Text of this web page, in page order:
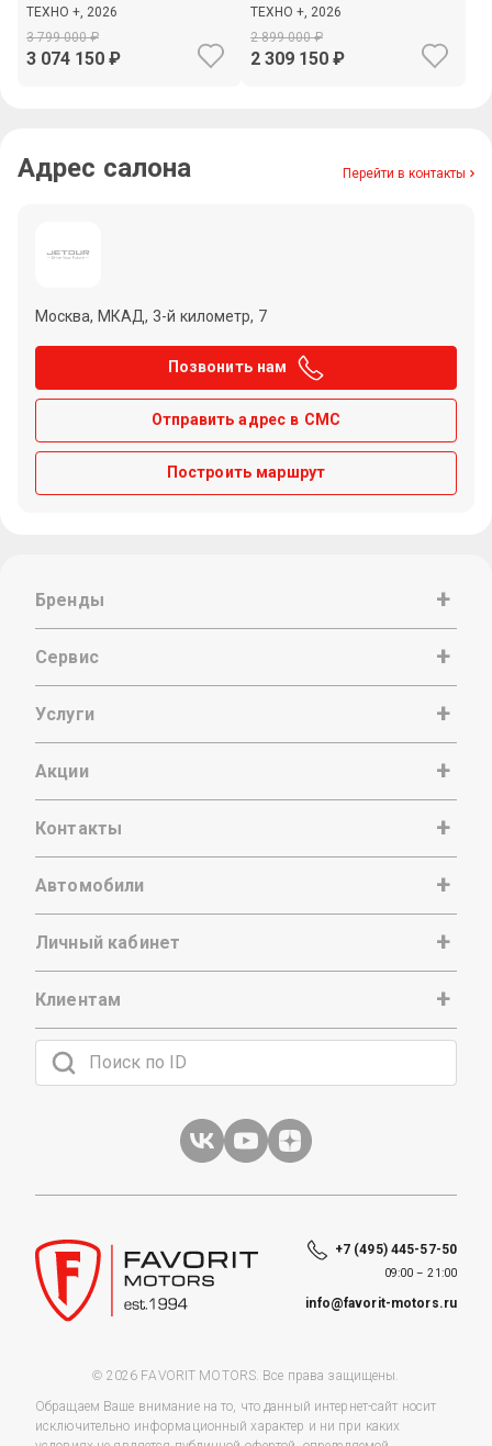
ТЕХНО +, 2026
3 799 000
3 074 150
ТЕХНО +, 2026
2 899 000
2 309 150
Адрес салона Перейти в контакты
Москва, МКАД, 3-й километр, 7
Позвонить нам
Отправить адрес в СМС
Построить маршрут
Бренды
Сервис
Услуги
Акции
Контакты
Автомобили
Личный кабинет
Клиентам
+7 (495) 445-57-50
09:00 – 21:00
info@favorit-motors.ru
© 2026 FAVORIT MOTORS. Все права защищены.
Обращаем Ваше внимание на то, что данный интернет-сайт носит
исключительно информационный характер и ни при каких